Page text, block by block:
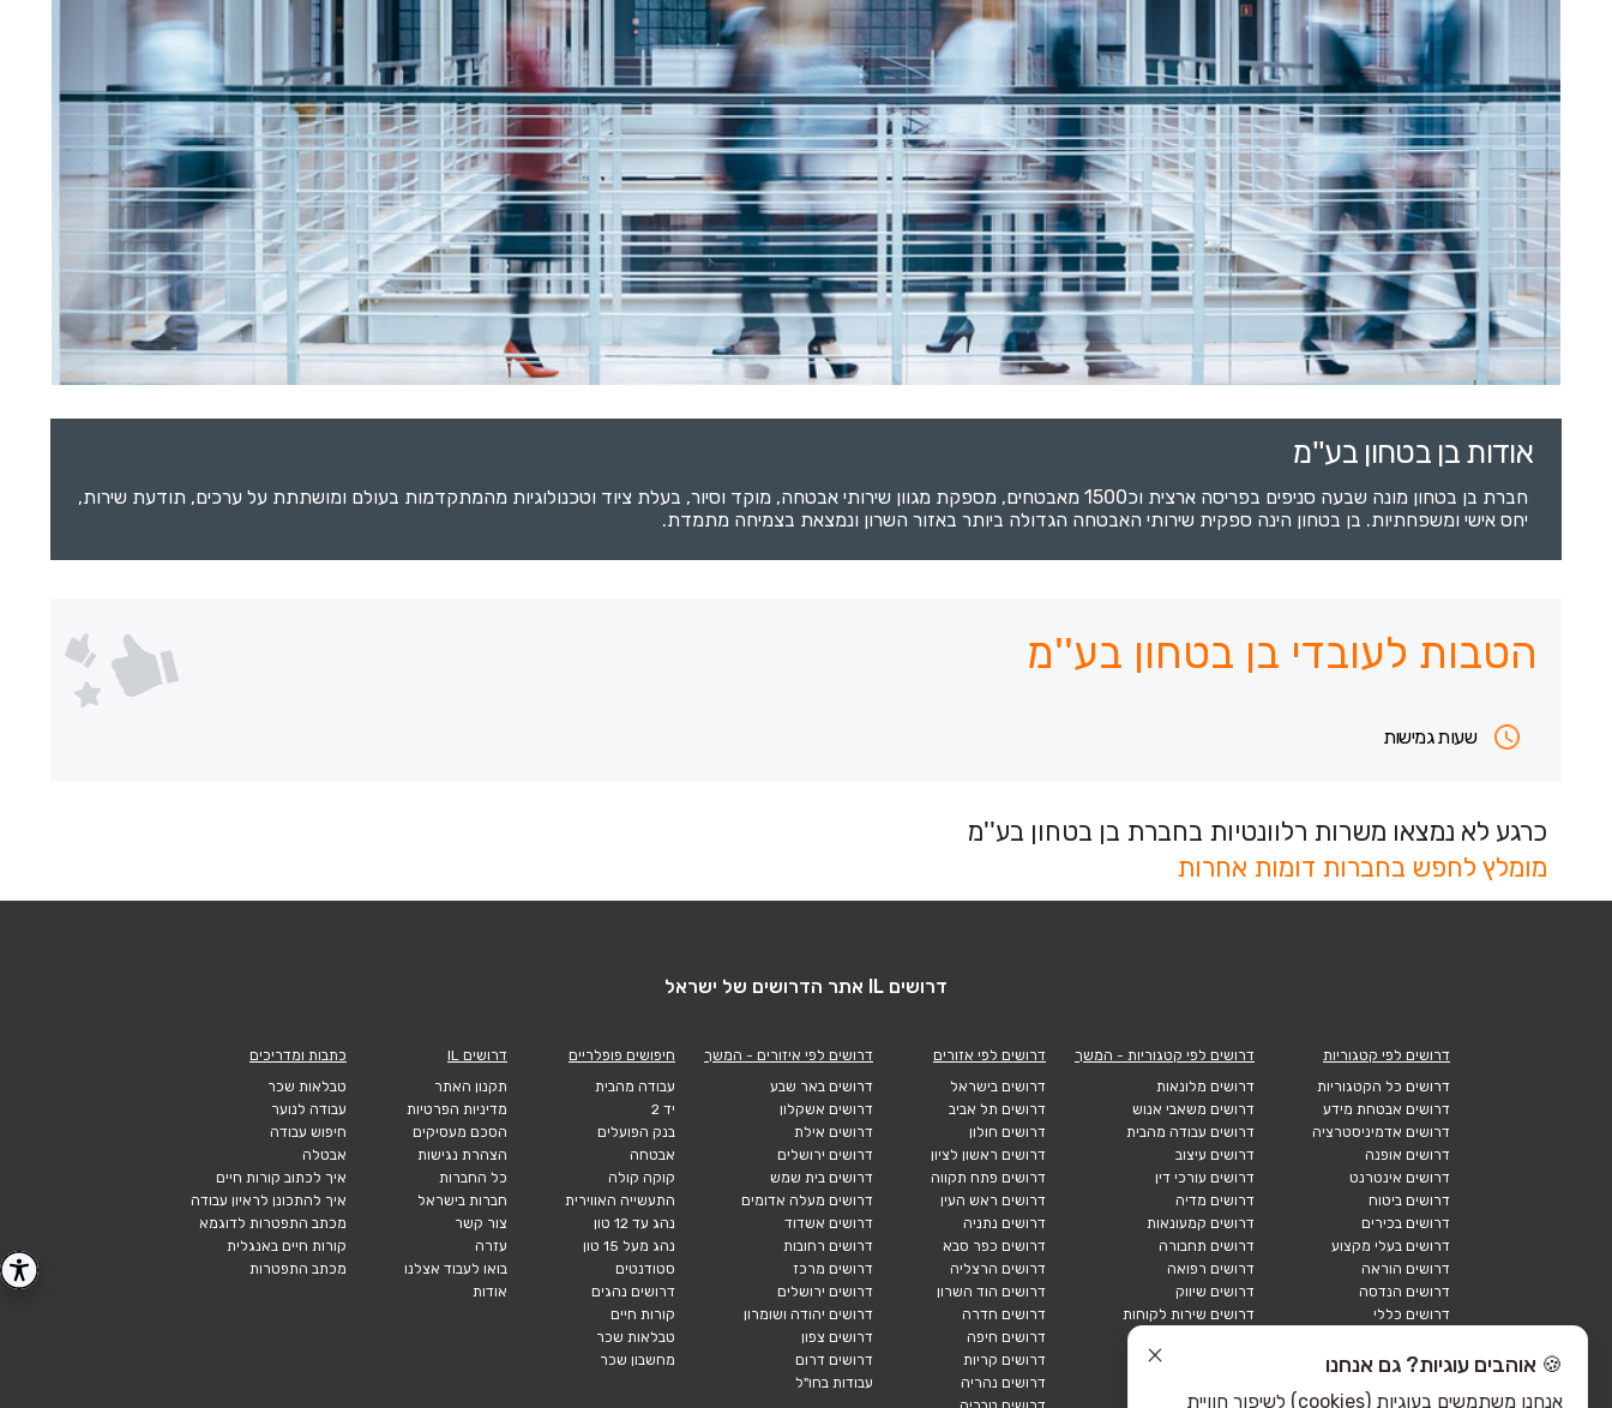
אודות בן בטחון בע''מ
חברת בן בטחון מונה שבעה סניפים בפריסה ארצית וכ1500 מאבטחים, מספקת מגוון שירותי אבטחה, מוקד וסיור, בעלת ציוד וטכנולוגיות מהמתקדמות בעולם ומושתתת על ערכים, תודעת שירות,
יחס אישי ומשפחתיות. בן בטחון הינה ספקית שירותי האבטחה הגדולה ביותר באזור השרון ונמצאת בצמיחה מתמדת.
הטבות לעובדי בן בטחון בע''מ
שעות גמישות
כרגע לא נמצאו משרות רלוונטיות בחברת בן בטחון בע''מ
מומלץ לחפש בחברות דומות אחרות
דרושים IL אתר הדרושים של ישראל
דרושים לפי קטגוריות
דרושים כל הקטגוריות
דרושים אבטחת מידע
דרושים אדמיניסטרציה
דרושים אופנה
דרושים אינטרנט
דרושים ביטוח
דרושים בכירים
דרושים בעלי מקצוע
דרושים הוראה
דרושים הנדסה
דרושים כללי
דרושים לוגיסטיקה
דרושים לפי קטגוריות - המשך
דרושים מלונאות
דרושים משאבי אנוש
דרושים עבודה מהבית
דרושים עיצוב
דרושים עורכי דין
דרושים מדיה
דרושים קמעונאות
דרושים תחבורה
דרושים רפואה
דרושים שיווק
דרושים שירות לקוחות
דרושים לפי אזורים
דרושים בישראל
דרושים תל אביב
דרושים חולון
דרושים ראשון לציון
דרושים פתח תקווה
דרושים ראש העין
דרושים נתניה
דרושים כפר סבא
דרושים הרצליה
דרושים הוד השרון
דרושים חדרה
דרושים חיפה
דרושים קריות
דרושים נהריה
דרושים לפי איזורים - המשך
דרושים באר שבע
דרושים אשקלון
דרושים אילת
דרושים ירושלים
דרושים בית שמש
דרושים מעלה אדומים
דרושים אשדוד
דרושים רחובות
דרושים מרכז
דרושים ירושלים
דרושים יהודה ושומרון
דרושים צפון
דרושים דרום
עבודות בחו"ל
חיפושים פופלריים
עבודה מהבית
יד 2
בנק הפועלים
אבטחה
קוקה קולה
התעשייה האווירית
נהג עד 12 טון
נהג מעל 15 טון
סטודנטים
דרושים נהגים
קורות חיים
טבלאות שכר
מחשבון שכר
דרושים IL
תקנון האתר
מדיניות הפרטיות
הסכם מעסיקים
הצהרת נגישות
כל החברות
חברות בישראל
צור קשר
עזרה
בואו לעבוד אצלנו
אודות
כתבות ומדריכים
טבלאות שכר
עבודה לנוער
חיפוש עבודה
אבטלה
איך לכתוב קורות חיים
איך להתכונן לראיון עבודה
מכתב התפטרות לדוגמא
קורות חיים באנגלית
מכתב התפטרות
🍪 אוהבים עוגיות? גם אנחנו
אנחנו משתמשים בעוגיות (cookies) לשיפור חוויית